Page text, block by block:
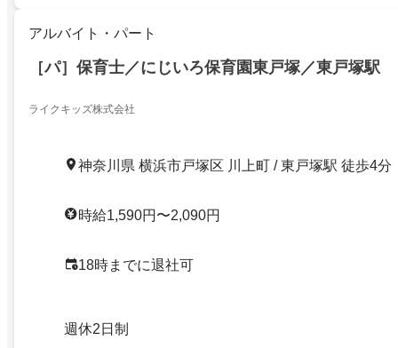
アルバイト・パート
［パ］保育士／にじいろ保育園東戸塚／東戸塚駅
ライクキッズ株式会社
神奈川県 横浜市戸塚区 川上町 / 東戸塚駅 徒歩4分
時給1,590円〜2,090円
18時までに退社可
週休2日制